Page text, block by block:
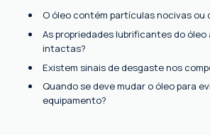
O óleo contém partículas nocivas ou
As propriedades lubrificantes do
intactas?
Existem sinais de desgaste nos
Quando se deve mudar o óleo para
equipamento?